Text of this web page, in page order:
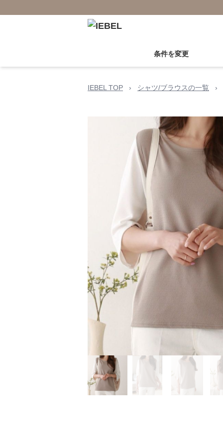
条件を変更
IEBEL TOP › シャツ/ブラウスの一覧 ›